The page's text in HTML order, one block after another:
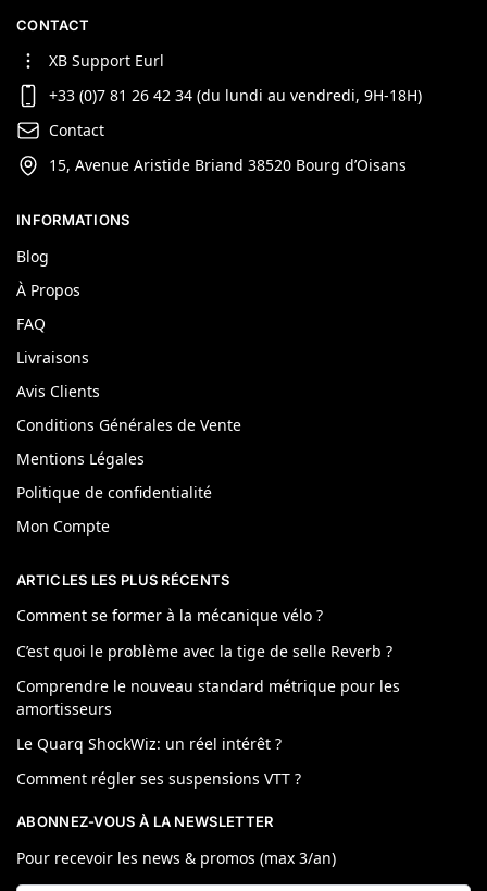
CONTACT
XB Support Eurl
+33 (0)7 81 26 42 34 (du lundi au vendredi, 9H-18H)
Contact
15, Avenue Aristide Briand 38520 Bourg d’Oisans
INFORMATIONS
Blog
À Propos
FAQ
Livraisons
Avis Clients
Conditions Générales de Vente
Mentions Légales
Politique de confidentialité
Mon Compte
ARTICLES LES PLUS RÉCENTS
Comment se former à la mécanique vélo ?
C’est quoi le problème avec la tige de selle Reverb ?
Comprendre le nouveau standard métrique pour les
amortisseurs
Le Quarq ShockWiz: un réel intérêt ?
Comment régler ses suspensions VTT ?
ABONNEZ-VOUS À LA NEWSLETTER
Pour recevoir les news & promos (max 3/an)